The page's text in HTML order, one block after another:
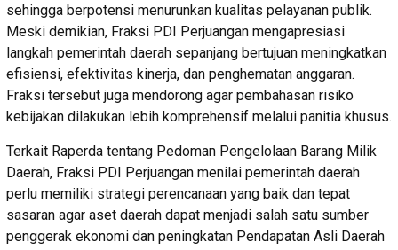
sehingga berpotensi menurunkan kualitas pelayanan publik.
Meski demikian, Fraksi PDI Perjuangan mengapresiasi
langkah pemerintah daerah sepanjang bertujuan meningkatkan
efisiensi, efektivitas kinerja, dan penghematan anggaran.
Fraksi tersebut juga mendorong agar pembahasan risiko
kebijakan dilakukan lebih komprehensif melalui panitia khusus.
Terkait Raperda tentang Pedoman Pengelolaan Barang Milik
Daerah, Fraksi PDI Perjuangan menilai pemerintah daerah
perlu memiliki strategi perencanaan yang baik dan tepat
sasaran agar aset daerah dapat menjadi salah satu sumber
penggerak ekonomi dan peningkatan Pendapatan Asli Daerah